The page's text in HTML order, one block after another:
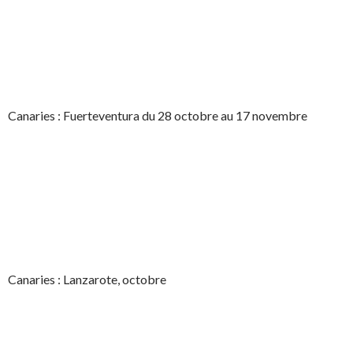
Canaries : Fuerteventura du 28 octobre au 17 novembre
Canaries : Lanzarote, octobre